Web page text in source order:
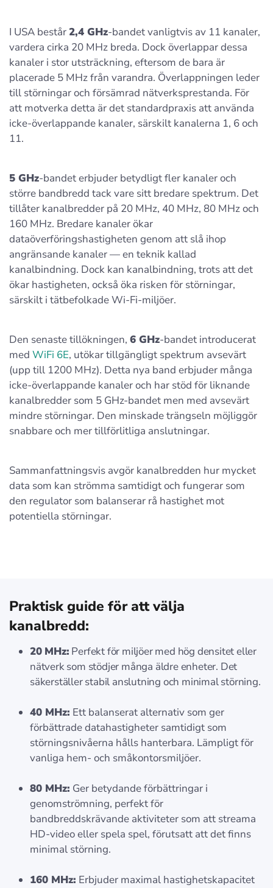
I USA består2,4 GHz-bandet vanligtvis av 11 kanaler,
vardera cirka 20 MHz breda. Dock överlappar dessa
kanaler i stor utsträckning, eftersom de bara är
placerade 5 MHz från varandra. Överlappningen leder
till störningar och försämrad nätverksprestanda. För
att motverka detta är det standardpraxis att använda
icke-överlappande kanaler, särskilt kanalerna 1, 6 och
11.
5 GHz-bandet erbjuder betydligt fler kanaler och
större bandbredd tack vare sitt bredare spektrum. Det
tillåter kanalbredder på 20 MHz, 40 MHz, 80 MHz och
160 MHz. Bredare kanaler ökar
dataöverföringshastigheten genom att slå ihop
angränsande kanaler — en teknik kallad
kanalbindning. Dock kan kanalbindning, trots att det
ökar hastigheten, också öka risken för störningar,
särskilt i tätbefolkade Wi-Fi-miljöer.
Den senaste tillökningen, 6 GHz-bandet introducerat
med WiFi 6E, utökar tillgängligt spektrum avsevärt
(upp till 1200 MHz). Detta nya band erbjuder många
icke-överlappande kanaler och har stöd för liknande
kanalbredder som 5 GHz-bandet men med avsevärt
mindre störningar. Den minskade trängseln möjliggör
snabbare och mer tillförlitliga anslutningar.
Sammanfattningsvis avgör kanalbredden hur mycket
data som kan strömma samtidigt och fungerar som
den regulator som balanserar rå hastighet mot
potentiella störningar.
Praktisk guide för att välja
kanalbredd:
20 MHz: Perfekt för miljöer med hög densitet eller
nätverk som stödjer många äldre enheter. Det
säkerställer stabil anslutning och minimal störning.
40 MHz: Ett balanserat alternativ som ger
förbättrade datahastigheter samtidigt som
störningsnivåerna hålls hanterbara. Lämpligt för
vanliga hem- och småkontorsmiljöer.
80 MHz: Ger betydande förbättringar i
genomströmning, perfekt för
bandbreddskrävande aktiviteter som att streama
HD-video eller spela spel, förutsatt att det finns
minimal störning.
160 MHz: Erbjuder maximal hastighetskapacitet